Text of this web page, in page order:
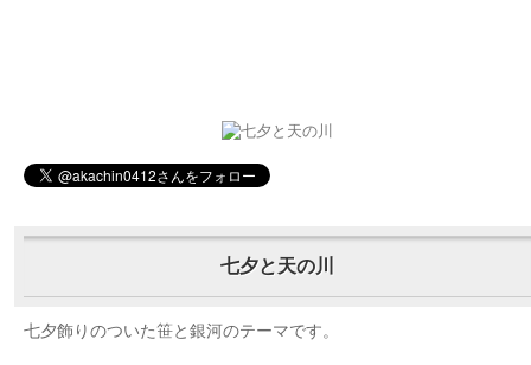
七夕と天の川
七夕飾りのついた笹と銀河のテーマです。